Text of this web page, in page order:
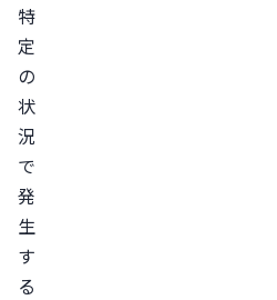
特
定
の
状
況
で
発
生
す
る